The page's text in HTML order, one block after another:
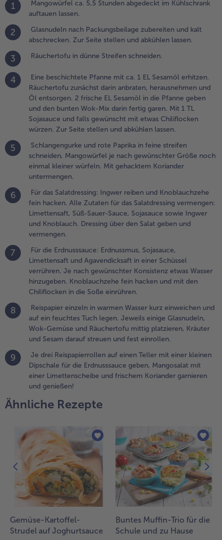
das
reiben
hacken.
Zutaten
das
Ingwer
über
Salat
die
Je
Wasser
in
Soße
in
kurz
1
Mangowürfel ca. 5,5 Stunden abgedeckt im Kühlschrank
auftauen lassen.
2
Glasnudeln nach Packungsbeilage zubereiten und kalt
abschrecken. Zur Seite stellen und abkühlen lassen.
3 Räuchertofu in dünne Streifen schneiden.
4
Eine beschichtete Pfanne mit ca. 1 EL Sesamöl erhitzen.
Räuchertofu zunächst darin anbraten, herausnehmen und
Öl entsorgen. 2 frische EL Sesamöl in die Pfanne geben
und den bunten Wok-Mix darin fertig garen. Mit 1 TL
Sojasauce und falls gewünscht mit etwas Chiliflocken
würzen. Zur Seite stellen und abkühlen lassen.
5
Schlangengurke und rote Paprika in feine streifen
schneiden, Mangowürfel je nach gewünschter Größe noch
einmal kleiner würfeln. Mit gehacktem Koriander
untermengen.
6
Für das Salatdressing: Ingwer reiben und Knoblauchzehe
fein hacken. Alle Zutaten für das Salatdressing vermengen:
Limettensaft, Süß-Sauer-Sauce, Sojasauce sowie Ingwer
und Knoblauch. Dressing über den Salat geben und
vermengen.
7
Für die Erdnusssauce: Erdnussmus, Sojasauce,
Limettensaft und Agavendicksaft in einer Schüssel
verrühren. Je nach gewünschter Konsistenz etwas Wasser
hinzugeben. Knoblauchzehe fein hacken und mit den
Chiliflocken in die Soße einrühren.
8
Reispapier einzeln in warmen Wasser kurz einweichen und
auf ein feuchtes Tuch legen. Jeweils einige Glasnudeln,
Wok-Gemüse und Räuchertofu mittig platzieren, Kräuter
und Sesam darauf streuen und fest einrollen.
9
Je drei Reispapierrollen auf einen Teller mit einer kleinen
Dipschale für die Erdnusssauce geben, Mangosalat mit
einer Limettenscheibe und frischem Koriander garnieren
und genießen!
Ähnliche Rezepte
Gemüse-Kartoffel-
Strudel auf Joghurtsauce
Buntes Muffin-Trio für die
Schule und zu Hause